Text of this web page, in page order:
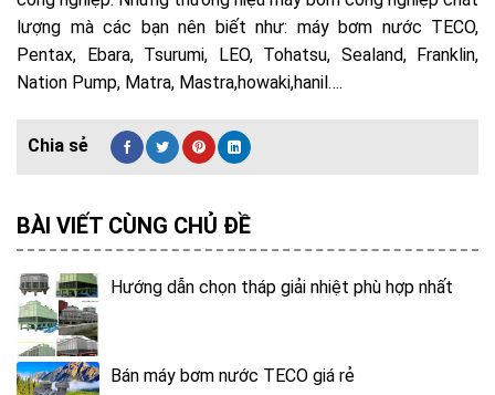
lượng mà các bạn nên biết như: máy bơm nước TECO,
Pentax, Ebara, Tsurumi, LEO, Tohatsu, Sealand, Franklin,
Nation Pump, Matra, Mastra,howaki,hanil….
BÀI VIẾT CÙNG CHỦ ĐỀ
Hướng dẫn chọn tháp giải nhiệt phù hợp nhất
Bán máy bơm nước TECO giá rẻ